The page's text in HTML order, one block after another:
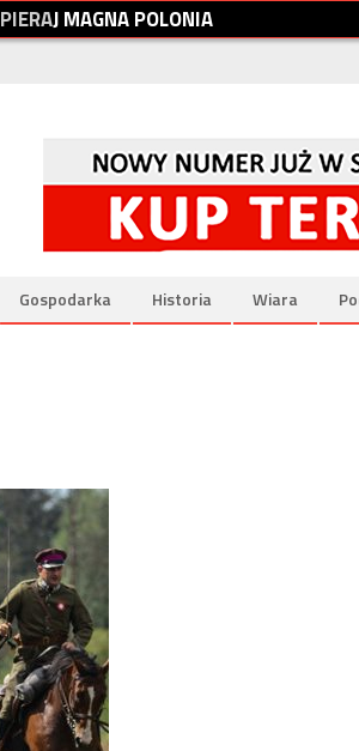
PIERAJMAGNAPOLONIA
Gospodarka Historia Wiara